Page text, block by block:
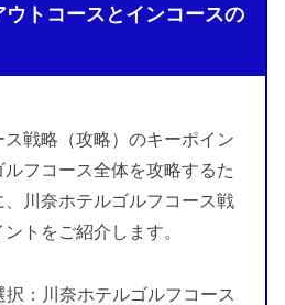
トコースとインコースの
戦略（攻略）のキーポイン
ルフコース全体を攻略するた
川奈ホテルゴルフコース戦
トをご紹介します。
：川奈ホテルゴルフコース